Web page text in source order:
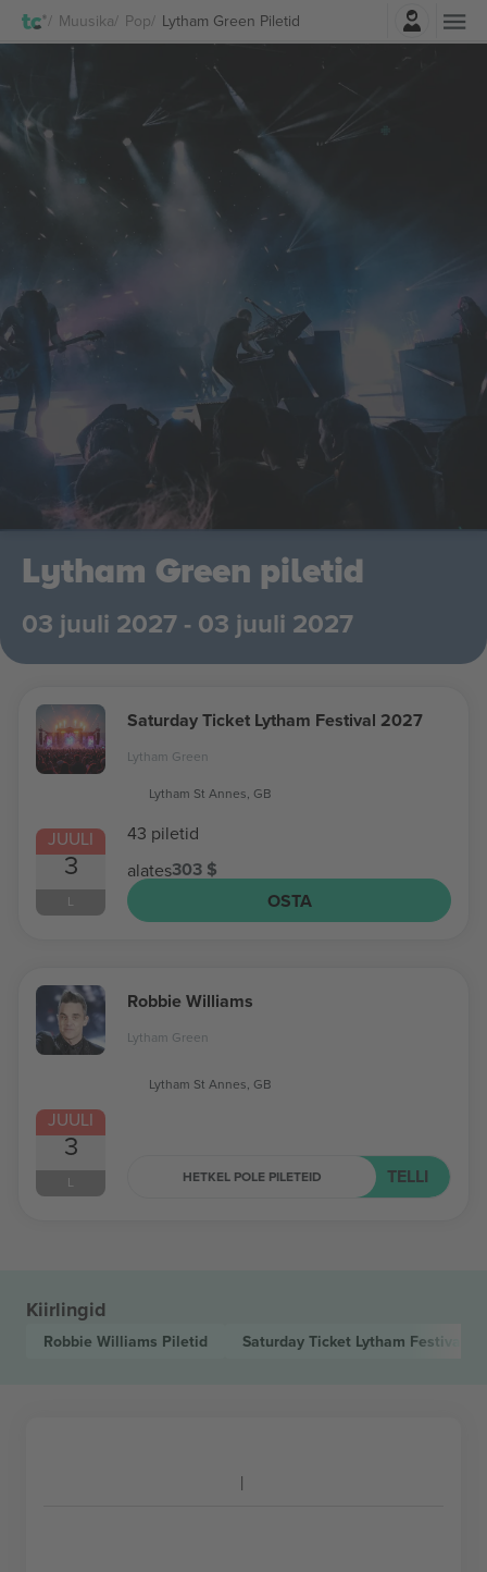
Muusika Pop Lytham Green PiletidLogi sisse
Lytham Green piletid
03 juuli 2027 - 03 juuli 2027
JUULI
3
L
Saturday Ticket Lytham Festival 2027
Lytham Green
Lytham St Annes, GB
43 piletid
alates303 $
OSTA
JUULI
3
L
Robbie Williams
Lytham Green
Lytham St Annes, GB
HETKEL POLE PILETEID TELLI
Kiirlingid
Robbie Williams Piletid Saturday Ticket Lytham Festival